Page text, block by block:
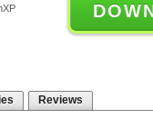
Reviews